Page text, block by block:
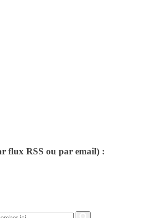
flux RSS ou par email) :